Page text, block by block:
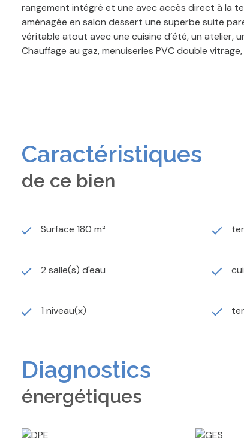
rangement intégré et une avec accès direct à la
aménagée en salon dessert une superbe suite
véritable atout avec une cuisine d’été, un atelier,
Chauffage au gaz, menuiseries PVC double
Un véritable havre de paix où il fait bon vivre,
Isabelle HAM
Caractéristiques
de ce bien
Surface 180 m²
2 salle(s) d'eau
1 niveau(x)
Diagnostics
énergétiques